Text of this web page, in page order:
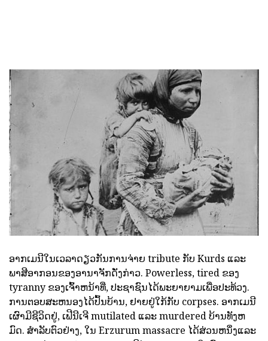
ອາກເມນີໃນເວລາດຽວກັນການຈ່າຍ tribute ກັບ Kurds ແລະ
ພາສີອາກອນຂອງອານາຈັກດັ່ງກ່າວ. Powerless, tired ຂອງ
tyranny ຂອງເຈົ້າຫນ້າທີ່, ປະຊາຊົນໄດ້ພະຍາຍາມເພື່ອປະທ້ວງ.
ການຕອບສະຫນອງໄດ້ປົ້ນບ້ານ, ຢາຍຢູ່ໃກ້ກັບ corpses. ອາກເມນີ
ເຜົາມີຊີວິດຢູ່, ເຟີນີເຈີ mutilated ແລະ murdered ບ້ານທັງຫ
ມົດ. ສໍາລັບຕົວຢ່າງ, ໃນ Erzurum massacre ໄດ້ສ່ວນຫນຶ່ງແລະ